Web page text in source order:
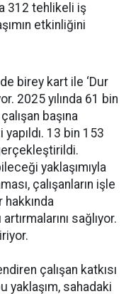
312 tehlikeli iş
etkinliğini
birey kart ile ‘Dur
2025 yılında 61 bin
başına
13 bin 153
yaklaşımıyla
çalışanların işle
sağlıyor.
çalışan katkısı
yaklaşım, sahadaki